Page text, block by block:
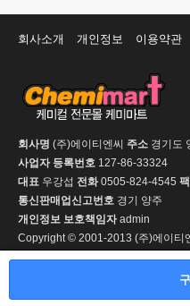
회사소개 개인정보 이용약관
회사명 (주)에이티엔씨 주소 경기도
사업자 등록번호 127-86-33324
대표 우강섭 전화0505-824-4545
통신판매업신고번호 경기 양주
개인정보 보호책임자admin
Copyright © 2001-2013 (주)에이티